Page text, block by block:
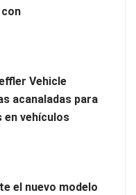
mejoran su motivación,
Vehicle
acanaladas para
en vehículos
el nuevo modelo